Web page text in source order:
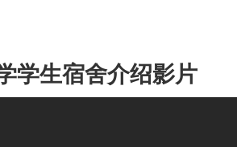
学生宿舍介绍影片